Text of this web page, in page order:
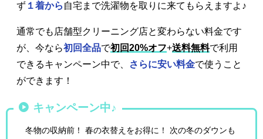
ず １着から 自宅まで洗濯物を取りに来てもらえますよ♪
通常でも店舗型クリーニング店と変わらない料金です
が、今なら初回全品で初回20%オフ+送料無料で利用
できるキャンペーン中で、
さらに安い料金で使うこと
ができます！
キャンペーン中♪
冬物の収納前！ 春の衣替えをお得に！ 次の冬のダウンも